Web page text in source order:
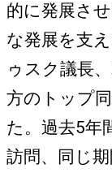
的に発展さ
な発展を支
ゥスク議長
方のトップ
た。過去5年
訪問、同じ